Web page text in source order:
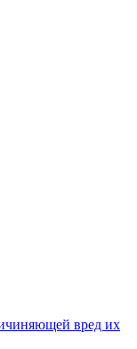
вред их